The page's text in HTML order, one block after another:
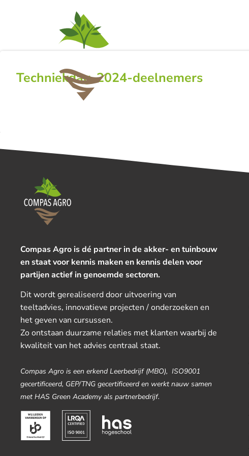
Techniekdag-2024-deelnemers
Compas Agro is dé partner in de akker- en tuinbouw
en staat voor kennis maken en kennis delen voor
partijen actief in genoemde sectoren.
Dit wordt gerealiseerd door uitvoering van
teeltadvies, innovatieve projecten / onderzoeken en
het geven van cursussen.
Zo ontstaan duurzame relaties met klanten waarbij de
kwaliteit van het advies centraal staat.
Compas Agro is een erkend Leerbedrijf (MBO), ISO9001
gecertificeerd, GEP/TNG gecertificeerd en werkt nauw samen
met HAS Green Academy als partnerbedrijf.